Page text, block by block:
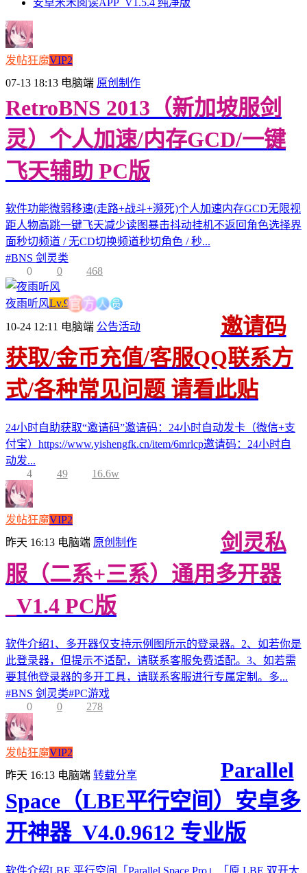
发帖狂魔VIP2
07-13 18:13 电脑端 原创制作
RetroBNS 2013（新加坡服剑
灵）个人加速/内存GCD/一键
飞天辅助 PC版
软件功能微弱移速(走路+战斗+濒死)个人加速内存GCD无限视
距人物高跳一键飞天减少读图暴击抖动挂机不返回角色选择界
面秒切频道 / 无CD切换频道秒切角色 / 秒...
#BNS 剑灵类
0
0 468
夜雨听风Lv.9官方人员
10-24 12:11 电脑端 公告活动
邀请码
获取/金币充值/客服QQ联系方
式/各种常见问题 请看此贴
24小时自助获取“邀请码”邀请码：24小时自动发卡（微信+支
付宝）https://www.yishengfk.cn/item/6mrlcp邀请码：24小时自
动发...
4
49 16.6w
发帖狂魔VIP2
昨天 16:13 电脑端 原创制作
剑灵私
服（二系+三系）通用多开器
_V1.4 PC版
软件介绍1、多开器仅支持示例图所示的登录器。2、如若你是
此登录器，但提示不适配，请联系客服免费适配。3、如若需
要其他登录器的多开工具，请联系客服进行专属定制。多...
#BNS 剑灵类#PC游戏
0
0 278
发帖狂魔VIP2
昨天 16:13 电脑端 转载分享
Parallel
Space（LBE平行空间）安卓多
开神器_V4.0.9612 专业版
软件介绍LBE 平行空间「Parallel Space Pro」「原 LBE 双开大